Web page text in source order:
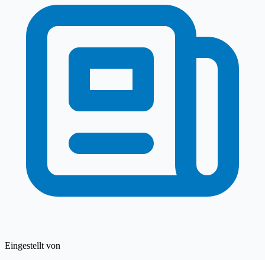
Eingestellt von